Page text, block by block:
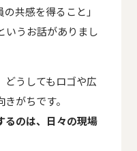
共感を得ること」
いうお話がありまし
どうしてもロゴや広
がちです。
るのは、日々の現場